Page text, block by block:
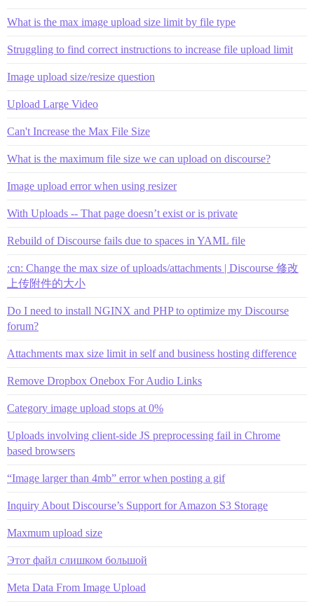
What is the max image upload size limit by file type
Struggling to find correct instructions to increase file upload limit
Image upload size/resize question
Upload Large Video
Can't Increase the Max File Size
What is the maximum file size we can upload on discourse?
Image upload error when using resizer
With Uploads -- That page doesn’t exist or is private
Rebuild of Discourse fails due to spaces in YAML file
:cn: Change the max size of uploads/attachments | Discourse 修改
上传附件的大小
Do I need to install NGINX and PHP to optimize my Discourse
forum?
Attachments max size limit in self and business hosting difference
Remove Dropbox Onebox For Audio Links
Category image upload stops at 0%
Uploads involving client-side JS preprocessing fail in Chrome
based browsers
“Image larger than 4mb” error when posting a gif
Inquiry About Discourse’s Support for Amazon S3 Storage
Maxmum upload size
Этот файл слишком большой
Meta Data From Image Upload